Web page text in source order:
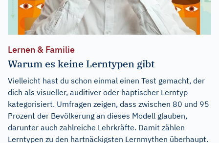
Lernen & Familie
Warum es keine Lerntypen gibt
Vielleicht hast du schon einmal einen Test gemacht, der
dich als visueller, auditiver oder haptischer Lerntyp
kategorisiert. Umfragen zeigen, dass zwischen 80 und 95
Prozent der Bevölkerung an dieses Modell glauben,
darunter auch zahlreiche Lehrkräfte. Damit zählen
Lerntypen zu den hartnäckigsten Lernmythen überhaupt.